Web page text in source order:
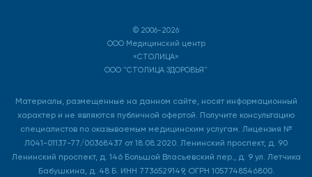
© 2006-2026
ООО Медицинский центр
«СТОЛИЦА»
ООО "СТОЛИЦА ЗДОРОВЬЯ"
Материалы, размещенные на данном сайте, носят информационный
характер и не являются публичной офертой. Получите консультацию
специалистов по оказываемым медицинским услугам. Лицензия №
Л041-01137-77/00368437 от 18.08.2020. Ленинский проспект, д. 90
Ленинский проспект, д. 146 Большой Власьевский пер., д. 9 ул. Летчика
Бабушкина, д. 48 Б. ИНН 7736529149, ОГРН 1057748546800.